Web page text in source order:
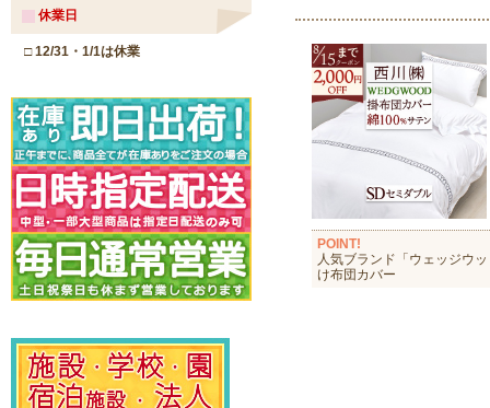
POINT!
人気ブランド「ウェッジウ
け布団カバー